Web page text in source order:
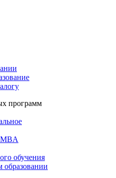
программ
MBA
обучения
образовании